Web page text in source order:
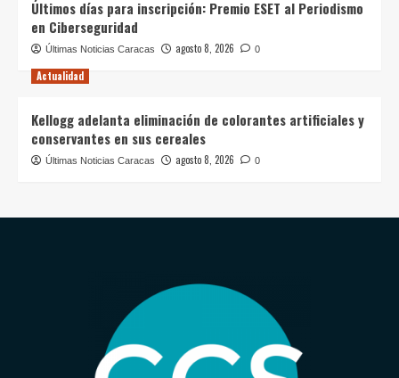
Últimos días para inscripción: Premio ESET al Periodismo
en Ciberseguridad
Últimas Noticias Caracas agosto 8, 2026 0
Actualidad
Kellogg adelanta eliminación de colorantes artificiales y
conservantes en sus cereales
Últimas Noticias Caracas agosto 8, 2026 0